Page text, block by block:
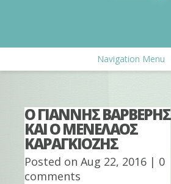
Navigation Menu
Ο ΓΙΑΝΝΗΣ ΒΑΡΒΕΡΗΣ
ΚΑΙ Ο ΜΕΝΕΛΑΟΣ
ΚΑΡΑΓΚΙΟΖΗΣ
Posted on Aug 22, 2016 | 0
comments